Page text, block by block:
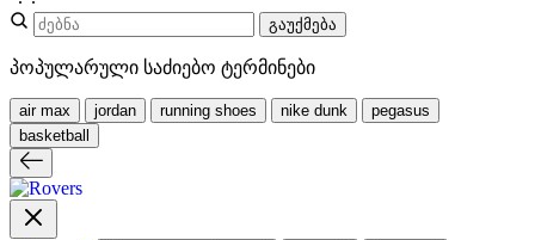
გაუქმება
პოპულარული საძიებო ტერმინები
air max jordan running shoes nike dunk
pegasus
basketball